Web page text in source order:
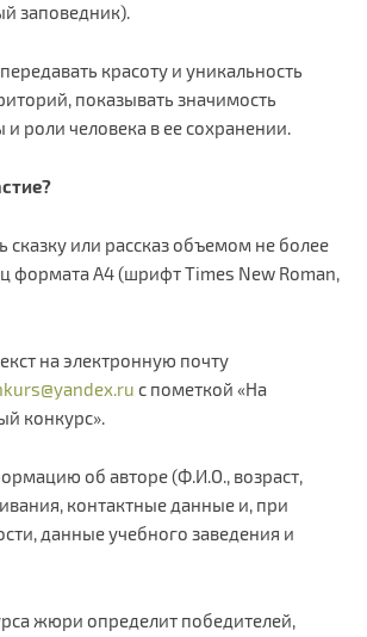
заповедник).
красоту и уникальность
показывать значимость
роли человека в ее сохранении.
сказку или рассказ объемом не более
формата А4 (шрифт Times New Roman,
на электронную почту
с пометкой «На
конкурс».
об авторе (Ф.И.О., возраст,
контактные данные и, при
данные учебного заведения и
жюри определит победителей,